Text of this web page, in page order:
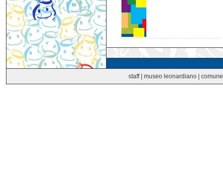
staff| museo leonardiano|